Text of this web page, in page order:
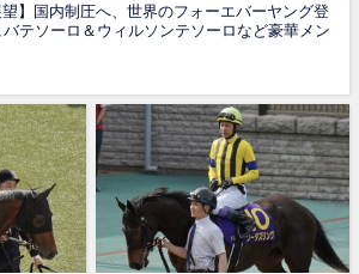
望】国内制圧へ、世界のフォーエバーヤング登
テソーロ＆ウィルソンテソーロなど豪華メン